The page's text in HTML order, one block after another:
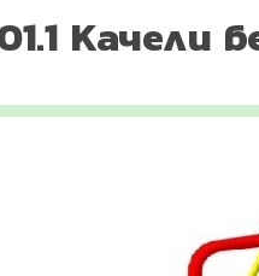
Качели